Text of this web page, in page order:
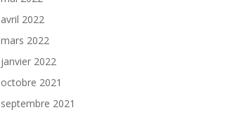
avril 2022
mars 2022
janvier 2022
octobre 2021
septembre 2021